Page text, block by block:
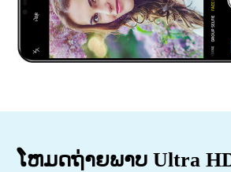
ໂຫມດຖ່າຍພາບ Ultra